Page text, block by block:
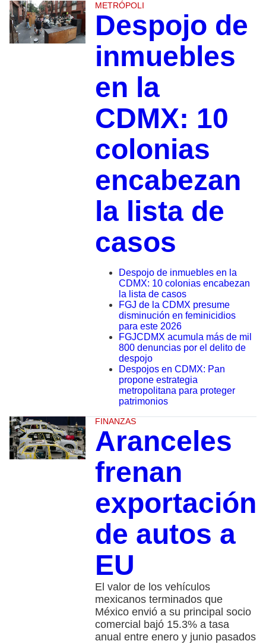
METRÓPOLI
Despojo de
inmuebles
en la
CDMX: 10
colonias
encabezan
la lista de
casos
Despojo de inmuebles en la
CDMX: 10 colonias encabezan
la lista de casos
FGJ de la CDMX presume
disminución en feminicidios
para este 2026
FGJCDMX acumula más de mil
800 denuncias por el delito de
despojo
Despojos en CDMX: Pan
propone estrategia
metropolitana para proteger
patrimonios
FINANZAS
Aranceles
frenan
exportación
de autos a
EU
El valor de los vehículos
mexicanos terminados que
México envió a su principal socio
comercial bajó 15.3% a tasa
anual entre enero y junio pasados